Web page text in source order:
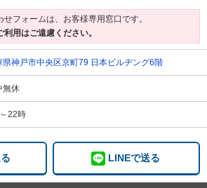
フォームは、お客様専用窓口です。
用はご遠慮ください。
県神戸市中央区京町79 日本ビルヂング6階
無休
22時
LINEで送る